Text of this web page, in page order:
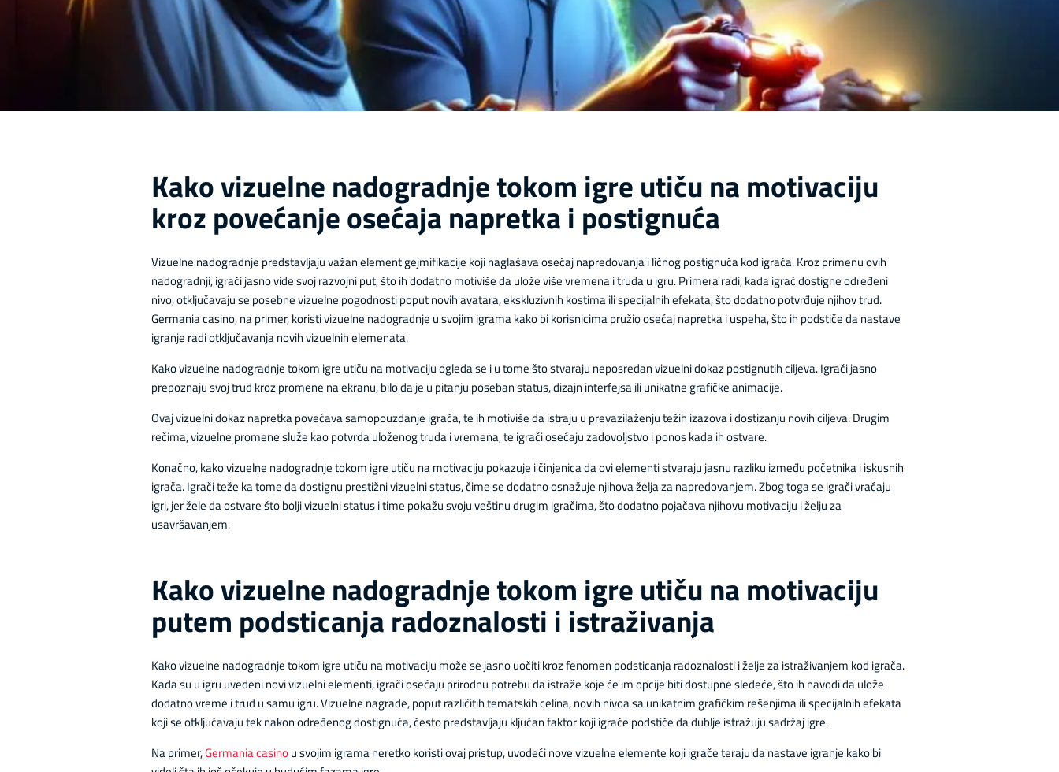
Kako vizuelne nadogradnje tokom igre utiču na motivaciju
kroz povećanje osećaja napretka i postignuća
Vizuelne nadogradnje predstavljaju važan element gejmifikacije koji naglašava osećaj napredovanja i ličnog postignuća kod igrača. Kroz primenu ovih
nadogradnji, igrači jasno vide svoj razvojni put, što ih dodatno motiviše da ulože više vremena i truda u igru. Primera radi, kada igrač dostigne određeni
nivo, otključavaju se posebne vizuelne pogodnosti poput novih avatara, ekskluzivnih kostima ili specijalnih efekata, što dodatno potvrđuje njihov trud.
Germania casino, na primer, koristi vizuelne nadogradnje u svojim igrama kako bi korisnicima pružio osećaj napretka i uspeha, što ih podstiče da nastave
igranje radi otključavanja novih vizuelnih elemenata.
Kako vizuelne nadogradnje tokom igre utiču na motivaciju ogleda se i u tome što stvaraju neposredan vizuelni dokaz postignutih ciljeva. Igrači jasno
prepoznaju svoj trud kroz promene na ekranu, bilo da je u pitanju poseban status, dizajn interfejsa ili unikatne grafičke animacije.
Ovaj vizuelni dokaz napretka povećava samopouzdanje igrača, te ih motiviše da istraju u prevazilaženju težih izazova i dostizanju novih ciljeva. Drugim
rečima, vizuelne promene služe kao potvrda uloženog truda i vremena, te igrači osećaju zadovoljstvo i ponos kada ih ostvare.
Konačno, kako vizuelne nadogradnje tokom igre utiču na motivaciju pokazuje i činjenica da ovi elementi stvaraju jasnu razliku između početnika i iskusnih
igrača. Igrači teže ka tome da dostignu prestižni vizuelni status, čime se dodatno osnažuje njihova želja za napredovanjem. Zbog toga se igrači vraćaju
igri, jer žele da ostvare što bolji vizuelni status i time pokažu svoju veštinu drugim igračima, što dodatno pojačava njihovu motivaciju i želju za
usavršavanjem.
Kako vizuelne nadogradnje tokom igre utiču na motivaciju
putem podsticanja radoznalosti i istraživanja
Kako vizuelne nadogradnje tokom igre utiču na motivaciju može se jasno uočiti kroz fenomen podsticanja radoznalosti i želje za istraživanjem kod igrača.
Kada su u igru uvedeni novi vizuelni elementi, igrači osećaju prirodnu potrebu da istraže koje će im opcije biti dostupne sledeće, što ih navodi da ulože
dodatno vreme i trud u samu igru. Vizuelne nagrade, poput različitih tematskih celina, novih nivoa sa unikatnim grafičkim rešenjima ili specijalnih efekata
koji se otključavaju tek nakon određenog dostignuća, često predstavljaju ključan faktor koji igrače podstiče da dublje istražuju sadržaj igre.
Na primer,Germania casinou svojim igrama neretko koristi ovaj pristup, uvodeći nove vizuelne elemente koji igrače teraju da nastave igranje kako bi